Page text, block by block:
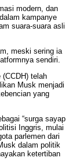
modern, dan
kampanye
suara-suara asli
meski sering ia
sendiri.
telah
Musk menjadi
yang
“surga sayap
Inggris, mulai
parlemen dari
dalam politik
ketertiban